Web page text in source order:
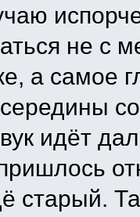
не с
а самое
середины
идёт
старый.